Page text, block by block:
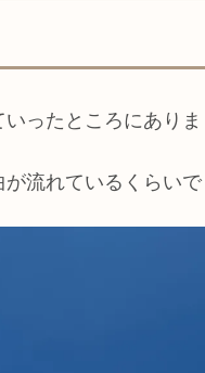
ったところにありま
流れているくらいで